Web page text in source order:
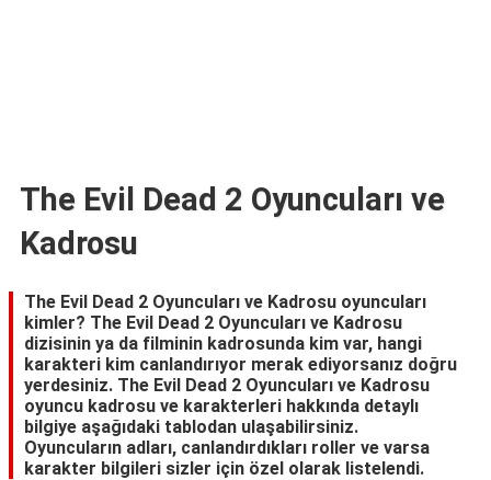
The Evil Dead 2 Oyuncuları ve
Kadrosu
The Evil Dead 2 Oyuncuları ve Kadrosu oyuncuları
kimler? The Evil Dead 2 Oyuncuları ve Kadrosu
dizisinin ya da filminin kadrosunda kim var, hangi
karakteri kim canlandırıyor merak ediyorsanız doğru
yerdesiniz. The Evil Dead 2 Oyuncuları ve Kadrosu
oyuncu kadrosu ve karakterleri hakkında detaylı
bilgiye aşağıdaki tablodan ulaşabilirsiniz.
Oyuncuların adları, canlandırdıkları roller ve varsa
karakter bilgileri sizler için özel olarak listelendi.